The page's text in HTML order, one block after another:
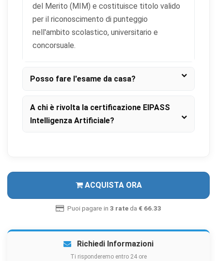
del Merito (MIM) e costituisce titolo valido
per il riconoscimento di punteggio
nell'ambito scolastico, universitario e
concorsuale.
Posso fare l'esame da casa?
A chi è rivolta la certificazione EIPASS
Intelligenza Artificiale?
ACQUISTA ORA
Puoi pagare in 3 rateda € 66.33
Richiedi Informazioni
Ti risponderemo entro 24 ore